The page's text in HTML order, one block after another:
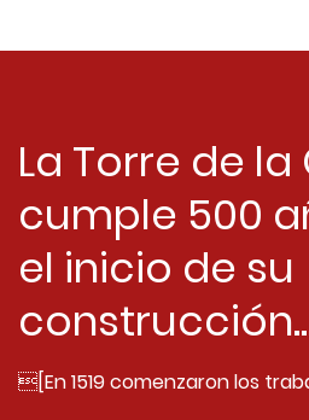
La Torre de
cumple 500
el inicio de su
[En 1519 comenzaron los